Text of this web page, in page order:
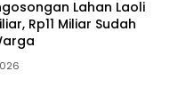
Lahan Laoli
Rp11 Miliar Sudah